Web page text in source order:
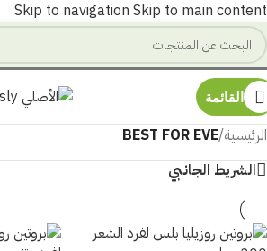
Skip to navigation Skip to main content
القائمة
الرئيسية/
BEST FOR EVE
الشريط الجانبي